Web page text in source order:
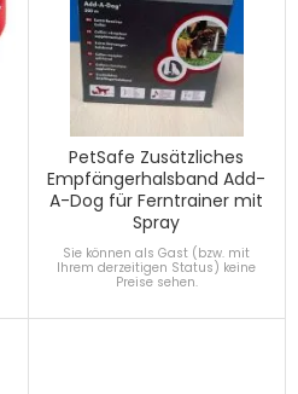
PetSafe Zusätzliches
Empfängerhalsband Add-
A-Dog für Ferntrainer mit
Spray
Sie können als Gast (bzw. mit
Ihrem derzeitigen Status) keine
Preise sehen.